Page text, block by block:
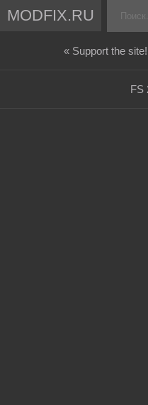
MODFIX.RU
« Support the
FS